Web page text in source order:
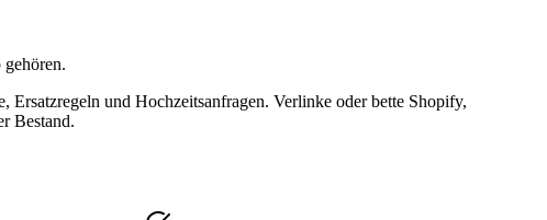
Ersatzregeln und Hochzeitsanfragen. Verlinke oder bette Shopify,
Bestand.